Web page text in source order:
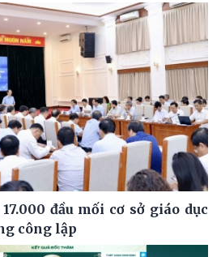
đầu mối cơ sở giáo dục
công lập